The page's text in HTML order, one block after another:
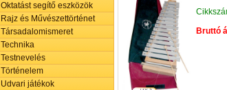
Oktatást segítő eszközök
Rajz és Művészettörténet
Társadalomismeret
Technika
Testnevelés
Történelem
Udvari játékok
Bruttó